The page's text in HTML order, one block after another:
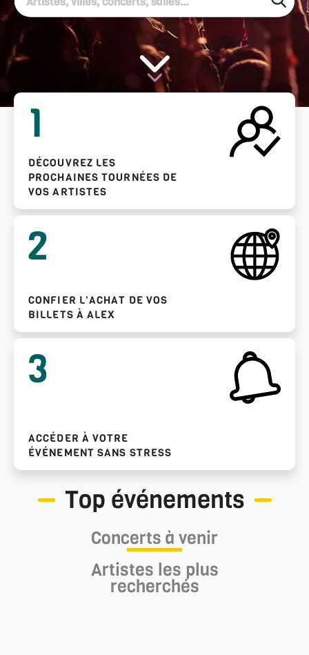
1
DÉCOUVREZ LES
PROCHAINES TOURNÉES DE
VOS ARTISTES
2
CONFIER L'ACHAT DE VOS
BILLETS À ALEX
3
ACCÉDER À VOTRE
ÉVÉNEMENT SANS STRESS
Top événements
Concerts à venir
Artistes les plus
recherchés